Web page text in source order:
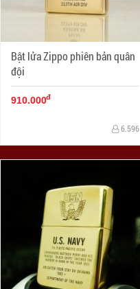
Bật lửa Zippo phiên bản quân
đội
910.000đ
6.596